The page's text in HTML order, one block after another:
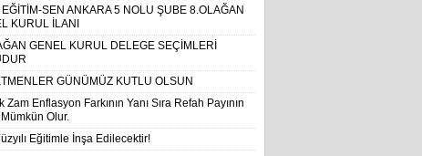
SEN ANKARA 5 NOLU ŞUBE 8.OLAĞAN
KURUL İLANI
GENEL KURUL DELEGE SEÇİMLERİ
GÜNÜMÜZ KUTLU OLSUN
Zam Enflasyon Farkının Yanı Sıra Refah Payının
Olur.
Eğitimle İnşa Edilecektir!